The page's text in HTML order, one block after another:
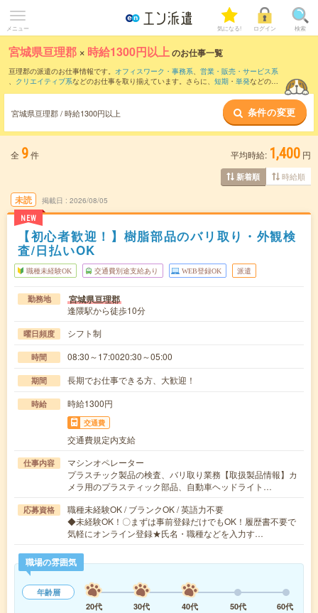
メニュー 気になる! ログイン 検索
宮城県亘理郡 × 時給1300円以上のお仕事一覧
亘理郡の派遣のお仕事情報です。 オフィスワーク・事務系、 営業・販売・サービス系
、 クリエイティブ系などのお仕事を取り揃えています。さらに、 短期 ・ 単発などの期
宮城県亘理郡 / 時給1300円以上 条件の変更
全 9件 平均時給: 1,400 円
新着順 時給順
未読
NEW
掲載日 2026/08/05
【初心者歓迎！】樹脂部品のバリ取り・外観検
査/日払いOK
職種未経験OK 交通費別途支給あり WEB登録OK 派遣
勤務地 宮城県亘理郡
逢隈駅から徒歩10分
曜日頻度 シフト制
時間 08:30～17:0020:30～05:00
期間 長期でお仕事できる方、大歓迎！
時給 時給1300円
交通費
交通費規定内支給
仕事内容
マシンオペレーター
プラスチック製品の検査、バリ取り業務【取扱製品情報】カ
メラ用のプラスティック部品、自動車ヘッドライト…
応募資格
職種未経験OK / ブランクOK / 英語力不要
◆未経験OK！〇まずは事前登録だけでもOK！履歴書不要で
気軽にオンライン登録★氏名・職種などを入力す…
職場の雰囲気
年齢層
20代
30代 40代 50代 60代